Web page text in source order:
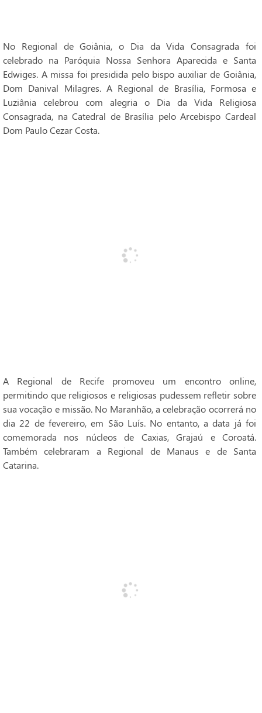
No Regional de Goiânia, o Dia da Vida Consagrada foi
celebrado na Paróquia Nossa Senhora Aparecida e Santa
Edwiges. A missa foi presidida pelo bispo auxiliar de Goiânia,
Dom Danival Milagres. A Regional de Brasília, Formosa e
Luziânia celebrou com alegria o Dia da Vida Religiosa
Consagrada, na Catedral de Brasília pelo Arcebispo Cardeal
Dom Paulo Cezar Costa.
A Regional de Recife promoveu um encontro online,
permitindo que religiosos e religiosas pudessem refletir sobre
sua vocação e missão. No Maranhão, a celebração ocorrerá no
dia 22 de fevereiro, em São Luís. No entanto, a data já foi
comemorada nos núcleos de Caxias, Grajaú e Coroatá.
Também celebraram a Regional de Manaus e de Santa
Catarina.